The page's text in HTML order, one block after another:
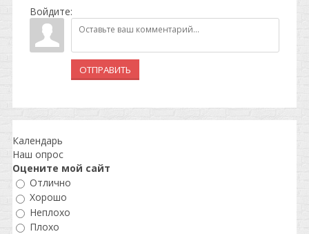
Войдите:
ОТПРАВИТЬ
Календарь
Наш опрос
Оцените мой сайт
Отлично
Хорошо
Неплохо
Плохо